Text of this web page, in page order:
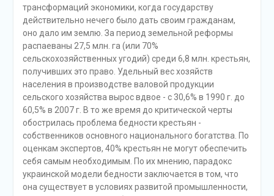
трансформаций экономики, когда государству
действительно нечего было дать своим гражданам,
оно дало им землю. За период земельной реформы
распаеваны 27,5 млн. га (или 70%
сельскохозяйственных угодий) среди 6,8 млн. крестьян,
получивших это право. Удельный вес хозяйств
населения в производстве валовой продукции
сельского хозяйства вырос вдвое - с 30,6% в 1990 г. до
60,5% в 2007 г. В то же время до критической черты
обострилась проблема бедности крестьян -
собственников основного национального богатства. По
оценкам экспертов, 40% крестьян не могут обеспечить
себя самым необходимым. По их мнению, парадокс
украинской модели бедности заключается в том, что
она существует в условиях развитой промышленности,